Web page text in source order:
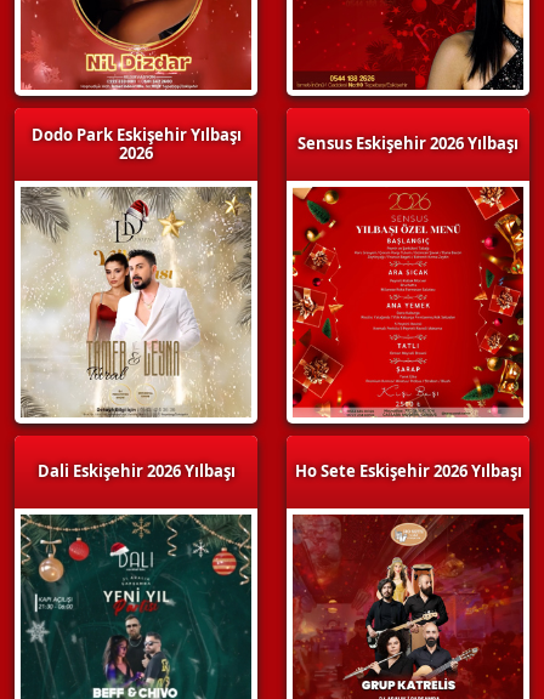
Dodo Park Eskişehir Yılbaşı
2026
Dali Eskişehir 2026 Yılbaşı
Sensus Eskişehir 2026 Yılbaşı
Ho Sete Eskişehir 2026 Yılbaşı